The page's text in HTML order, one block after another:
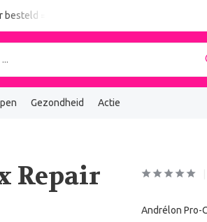
besteld = vandaag verzonden
Gezondheid Actie
Repair
Andrélon Pro-